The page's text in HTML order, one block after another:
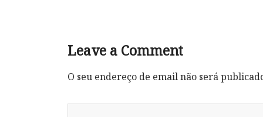
Leave a Comment
O seu endereço de email não será